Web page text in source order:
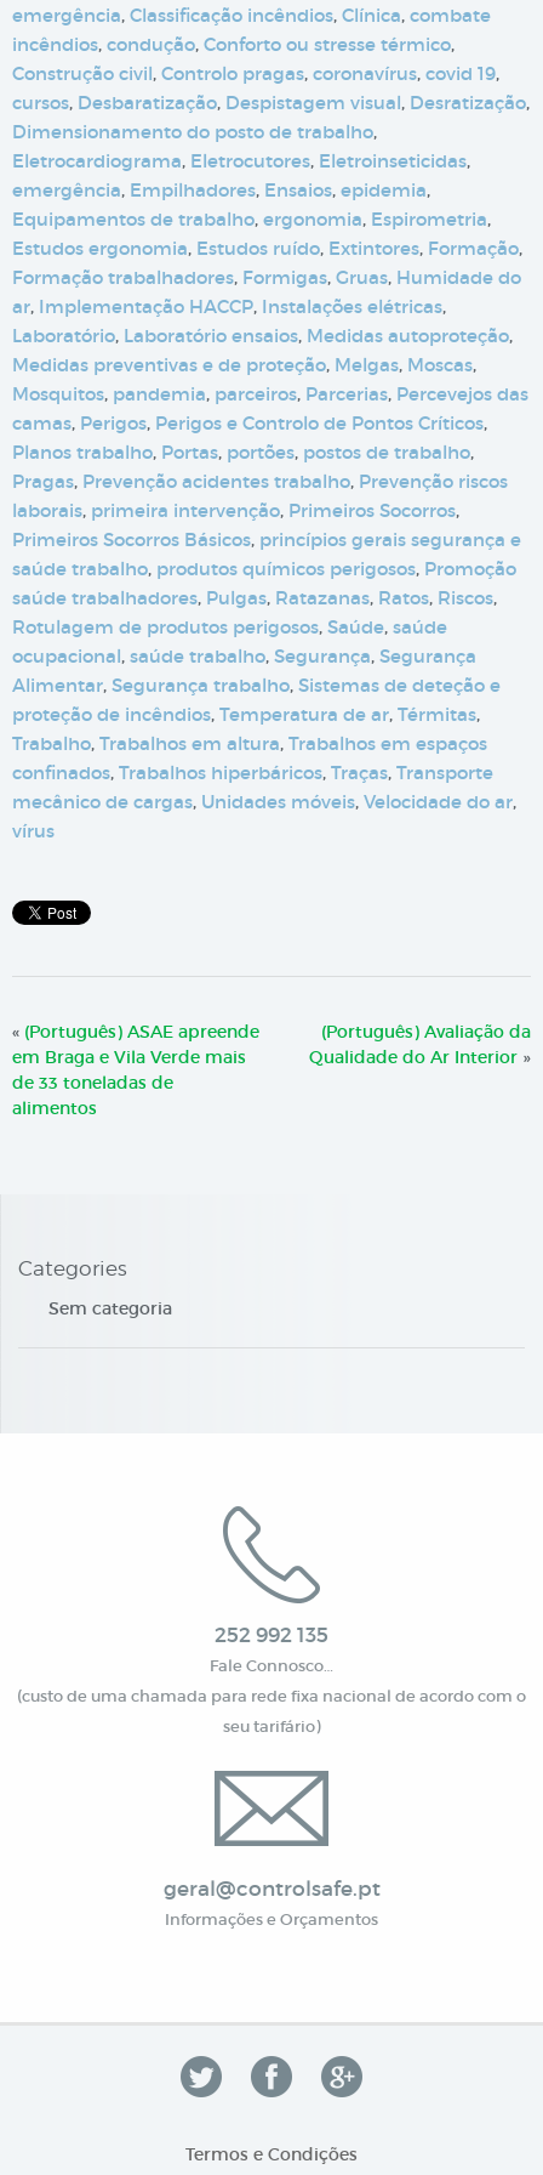
emergência, Classificação incêndios, Clínica, combate
incêndios, condução, Conforto ou stresse térmico,
Construção civil, Controlo pragas, coronavírus, covid 19,
cursos, Desbaratização, Despistagem visual, Desratização,
Dimensionamento do posto de trabalho,
Eletrocardiograma, Eletrocutores, Eletroinseticidas,
emergência, Empilhadores, Ensaios, epidemia,
Equipamentos de trabalho, ergonomia, Espirometria,
Estudos ergonomia, Estudos ruído, Extintores, Formação,
Formação trabalhadores, Formigas, Gruas, Humidade do
ar, Implementação HACCP, Instalações elétricas,
Laboratório, Laboratório ensaios, Medidas autoproteção,
Medidas preventivas e de proteção, Melgas, Moscas,
Mosquitos, pandemia, parceiros, Parcerias, Percevejos das
camas, Perigos, Perigos e Controlo de Pontos Críticos,
Planos trabalho, Portas, portões, postos de trabalho,
Pragas, Prevenção acidentes trabalho, Prevenção riscos
laborais, primeira intervenção, Primeiros Socorros,
Primeiros Socorros Básicos, princípios gerais segurança e
saúde trabalho, produtos químicos perigosos, Promoção
saúde trabalhadores, Pulgas, Ratazanas, Ratos, Riscos,
Rotulagem de produtos perigosos, Saúde, saúde
ocupacional, saúde trabalho, Segurança, Segurança
Alimentar, Segurança trabalho, Sistemas de deteção e
proteção de incêndios, Temperatura de ar, Térmitas,
Trabalho, Trabalhos em altura, Trabalhos em espaços
confinados, Trabalhos hiperbáricos, Traças, Transporte
mecânico de cargas, Unidades móveis, Velocidade do ar,
vírus
« (Português) ASAE apreende
em Braga e Vila Verde mais
de 33 toneladas de
alimentos
(Português) Avaliação da
Qualidade do Ar Interior »
Categories
Sem categoria
252 992 135
Fale Connosco…
(custo de uma chamada para rede fixa nacional de acordo com o
seu tarifário)
geral@controlsafe.pt
Informações e Orçamentos
Termos e Condições